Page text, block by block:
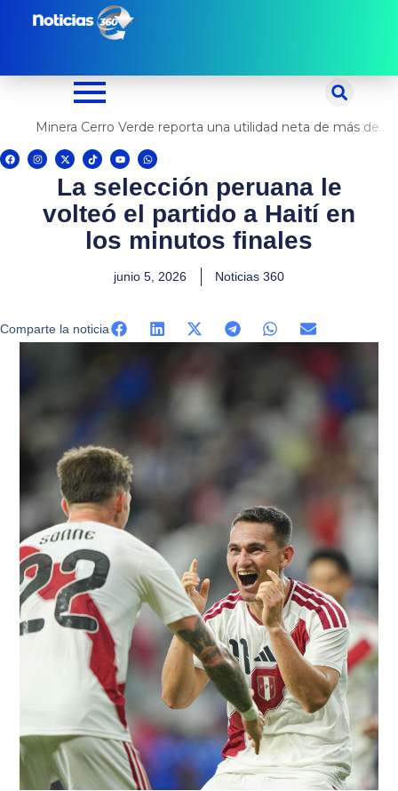
Minera Cerro Verde reporta una utilidad neta de más de US$ 500 millones
F
a
c
I
n
s
X
-
t
i
t
e
T
i
k
t
o
Y
o
u
t
u
W
h
a
t
s
La selección peruana le
volteó el partido a Haití en
los minutos finales
junio 5, 2026 Noticias 360
Comparte la noticia